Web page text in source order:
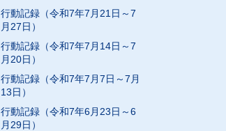
行動記録（令和7年7月21日～7
月27日）
行動記録（令和7年7月14日～7
月20日）
行動記録（令和7年7月7日～7月
13日）
行動記録（令和7年6月23日～6
月29日）